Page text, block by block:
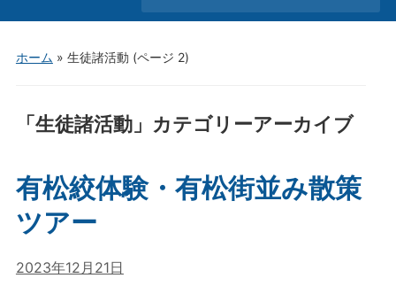
menu
ホーム » 生徒諸活動 (ページ 2)
「 生徒諸活動」カテゴリーアーカイブ
有松絞体験・有松街並み散策
ツアー
2023年12月21日